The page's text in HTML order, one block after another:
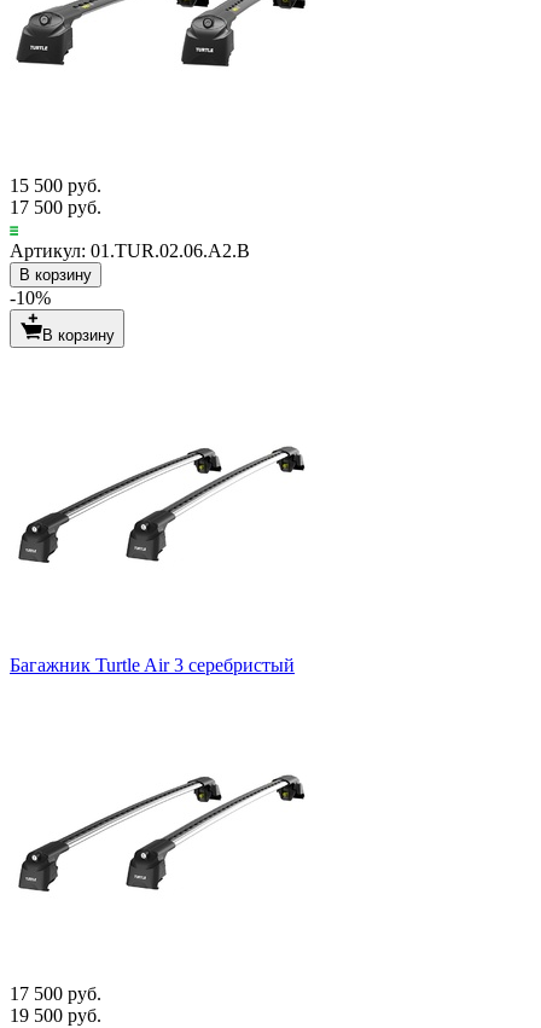
15 500 руб.
17 500 руб.
Артикул: 01.TUR.02.06.A2.B
В корзину
-10%
В корзину
Багажник Turtle Air 3 серебристый
17 500 руб.
19 500 руб.